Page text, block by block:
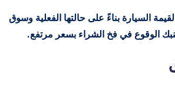
السيارة بناءً على حالتها الفعلية وسوق
الوقوع في فخ الشراء بسعر مرتفع.